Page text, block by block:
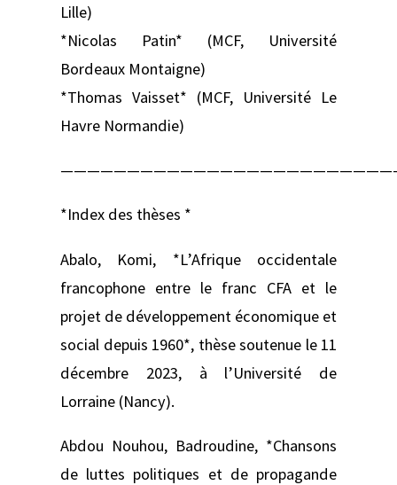
Lille)
*Nicolas Patin* (MCF, Université
Bordeaux Montaigne)
*Thomas Vaisset* (MCF, Université Le
Havre Normandie)
*Index des thèses *
Abalo, Komi, *L’Afrique occidentale
francophone entre le franc CFA et le
projet de développement économique et
social depuis 1960*, thèse soutenue le 11
décembre 2023, à l’Université de
Lorraine (Nancy).
Abdou Nouhou, Badroudine, *Chansons
de luttes politiques et de propagande